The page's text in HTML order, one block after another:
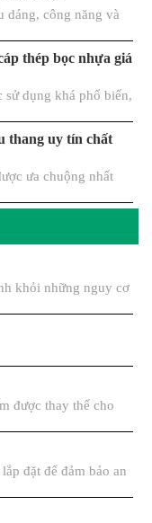
công năng và
thép bọc nhựa giá
dụng khá phổ biến,
thang uy tín chất
ưa chuộng nhất
khỏi những nguy cơ
được thay thế cho
đặt để đảm bảo an